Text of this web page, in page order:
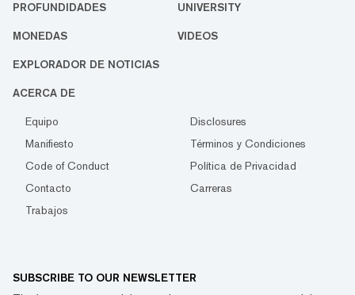
PROFUNDIDADES UNIVERSITY
MONEDAS VIDEOS
EXPLORADOR DE NOTICIAS
ACERCA DE
Equipo
Disclosures
Manifiesto
Términos y Condiciones
Code of Conduct
Política de Privacidad
Contacto
Carreras
Trabajos
SUBSCRIBE TO OUR NEWSLETTER